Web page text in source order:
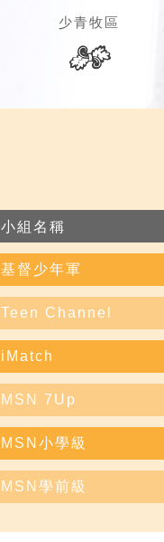
少青牧區
小組名稱
基督少年軍
Teen Channel
iMatch
MSN 7Up
MSN小學級
MSN學前級